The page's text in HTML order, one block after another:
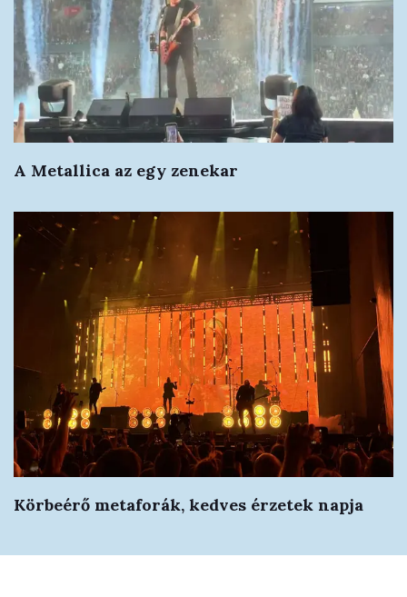
A Metallica az egy zenekar
Körbeérő metaforák, kedves érzetek napja